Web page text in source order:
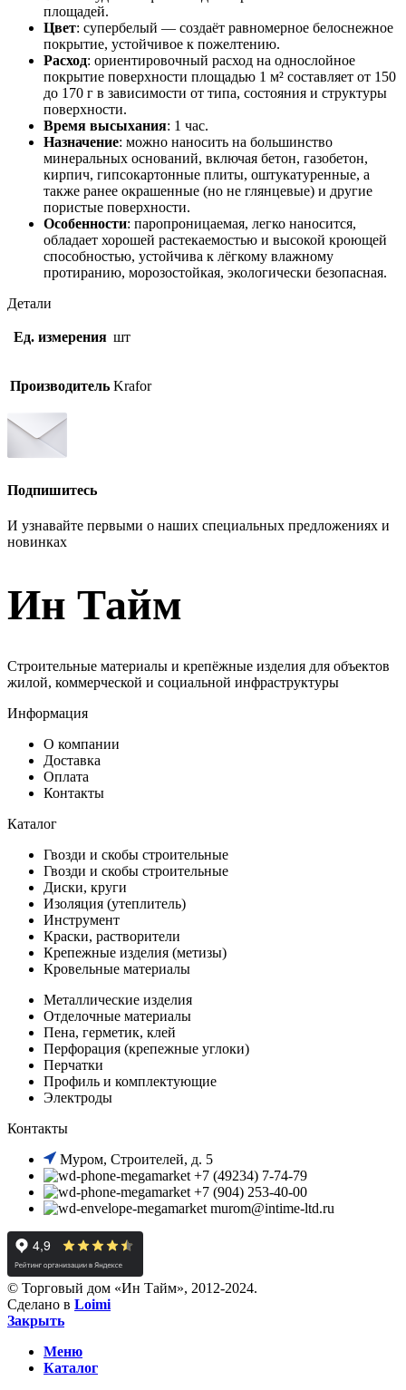
площадей.
Цвет: супербелый — создаёт равномерное белоснежное
покрытие, устойчивое к пожелтению.
Расход: ориентировочный расход на однослойное
покрытие поверхности площадью 1 м² составляет от 150
до 170 г в зависимости от типа, состояния и структуры
поверхности.
Время высыхания: 1 час.
Назначение: можно наносить на большинство
минеральных оснований, включая бетон, газобетон,
кирпич, гипсокартонные плиты, оштукатуренные, а
также ранее окрашенные (но не глянцевые) и другие
пористые поверхности.
Особенности: паропроницаемая, легко наносится,
обладает хорошей растекаемостью и высокой кроющей
способностью, устойчива к лёгкому влажному
протиранию, морозостойкая, экологически безопасная.
Детали
Ед. измерения шт
Производитель Krafor
Подпишитесь
И узнавайте первыми о наших специальных предложениях и
новинках
Ин Тайм
Строительные материалы и крепёжные изделия для объектов
жилой, коммерческой и социальной инфраструктуры
Информация
О компании
Доставка
Оплата
Контакты
Каталог
Гвозди и скобы строительные
Гвозди и скобы строительные
Диски, круги
Изоляция (утеплитель)
Инструмент
Краски, растворители
Крепежные изделия (метизы)
Кровельные материалы
Металлические изделия
Отделочные материалы
Пена, герметик, клей
Перфорация (крепежные углоки)
Перчатки
Профиль и комплектующие
Электроды
Контакты
Муром, Строителей, д. 5
+7 (49234) 7-74-79
+7 (904) 253-40-00
murom@intime-ltd.ru
© Торговый дом «Ин Тайм», 2012-2024.
Сделано в Loimi
Закрыть
Меню
Каталог